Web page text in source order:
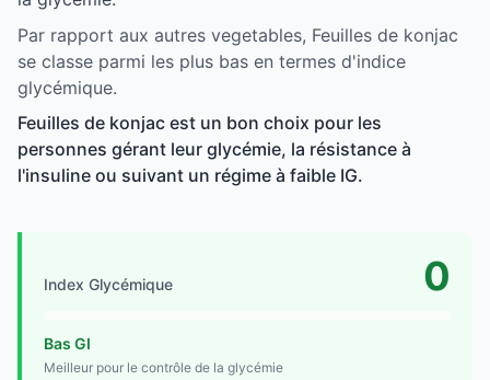
Par rapport aux autres vegetables, Feuilles de konjac
se classe parmi les plus bas en termes d'indice
glycémique.
Feuilles de konjac est un bon choix pour les
personnes gérant leur glycémie, la résistance à
l'insuline ou suivant un régime à faible IG.
Index Glycémique 0
Bas GI
Meilleur pour le contrôle de la glycémie